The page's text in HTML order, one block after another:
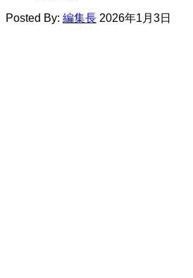
Posted By: 編集長 2026年1月3日